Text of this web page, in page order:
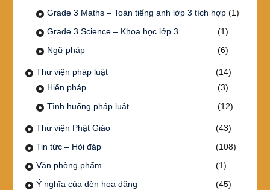
Grade 3 Maths – Toán tiếng anh lớp 3 tích hợp(1)
Grade 3 Science – Khoa học lớp 3
(1)
Ngữ pháp
(6)
Thư viện pháp luật
(14)
Hiến pháp
(3)
Tình huống pháp luật
(12)
Thư viện Phật Giáo
(43)
Tin tức – Hỏi đáp
(108)
Văn phòng phẩm
(1)
Ý nghĩa của đèn hoa đăng
(45)